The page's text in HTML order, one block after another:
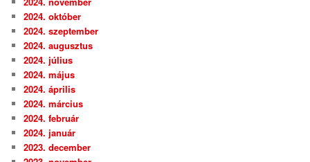
2024. október
2024. szeptember
2024. augusztus
2024. július
2024. május
2024. április
2024. március
2024. február
2024. január
2023. december